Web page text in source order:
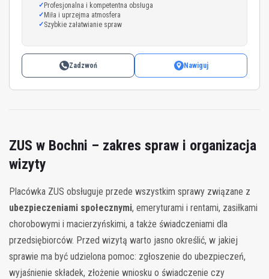
Profesjonalna i kompetentna obsługa
Miła i uprzejma atmosfera
Szybkie załatwianie spraw
Zadzwoń Nawiguj
ZUS w Bochni – zakres spraw i organizacja
wizyty
Placówka ZUS obsługuje przede wszystkim sprawy związane z
ubezpieczeniami społecznymi, emeryturami i rentami, zasiłkami
chorobowymi i macierzyńskimi, a także świadczeniami dla
przedsiębiorców. Przed wizytą warto jasno określić, w jakiej
sprawie ma być udzielona pomoc: zgłoszenie do ubezpieczeń,
wyjaśnienie składek, złożenie wniosku o świadczenie czy